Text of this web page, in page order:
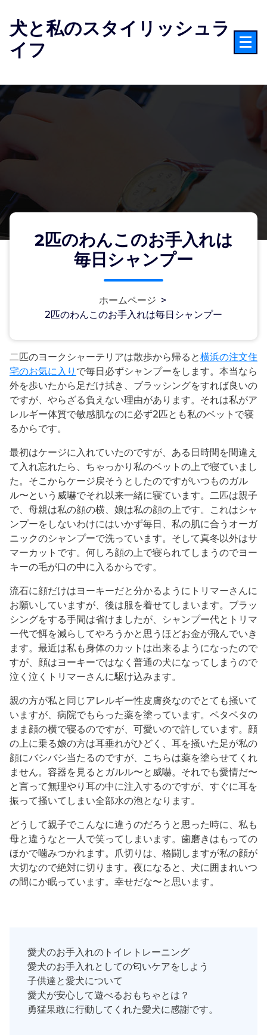
ス
ッ
犬と私のスタイリッシュラ
イフ
2匹のわんこのお手入れは
毎日シャンプー
ホームページ >
2匹のわんこのお手入れは毎日シャンプー
二匹のヨークシャーテリアは散歩から帰ると横浜の注文住
宅のお気に入り で毎日必ずシャンプーをします。本当なら
外を歩いたから足だけ拭き、ブラッシングをすれば良いの
ですが、やらざる負えない理由があります。それは私がア
レルギー体質で敏感肌なのに必ず2匹とも私のベットで寝
るからです。
最初はケージに入れていたのですが、ある日時間を間違え
て入れ忘れたら、ちゃっかり私のベットの上で寝ていまし
た。そこからケージ戻そうとしたのですがいつものガル
ル〜という威嚇でそれ以来一緒に寝ています。二匹は親子
で、母親は私の顔の横、娘は私の顔の上です。これはシャ
ンプーをしないわけにはいかず毎日、私の肌に合うオーガ
ニックのシャンプーで洗っています。そして真冬以外はサ
マーカットです。何しろ顔の上で寝られてしまうのでヨー
キーの毛が口の中に入るからです。
流石に顔だけはヨーキーだと分かるようにトリマーさんに
お願いしていますが、後は服を着せてしまいます。ブラッ
シングをする手間は省けましたが、シャンプー代とトリマ
ー代で餌を減らしてやろうかと思うほどお金が飛んでいき
ます。最近は私も身体のカットは出来るようになったので
すが、顔はヨーキーではなく普通の犬になってしまうので
泣く泣くトリマーさんに駆け込みます。
親の方が私と同じアレルギー性皮膚炎なのでとても掻いて
いますが、病院でもらった薬を塗っています。ベタベタの
まま顔の横で寝るのですが、可愛いので許しています。顔
の上に乗る娘の方は耳垂れがひどく、耳を掻いた足が私の
顔にバシバシ当たるのですが、こちらは薬を塗らせてくれ
ません。容器を見るとガルル〜と威嚇。それでも愛情だ〜
と言って無理やり耳の中に注入するのですが、すぐに耳を
振って掻いてしまい全部水の泡となります。
どうして親子でこんなに違うのだろうと思った時に、私も
母と違うなと一人で笑ってしまいます。歯磨きはもっての
ほかで噛みつかれます。爪切りは、格闘しますが私の顔が
大切なので絶対に切ります。夜になると、犬に囲まれいつ
の間にか眠っています。幸せだな〜と思います。
愛犬のお手入れのトイレトレーニング
愛犬のお手入れとしての匂いケアをしよう
子供達と愛犬について
愛犬が安心して遊べるおもちゃとは？
勇猛果敢に行動してくれた愛犬に感謝です。